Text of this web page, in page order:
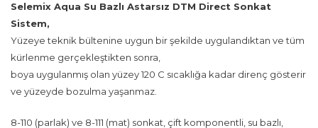
Selemix Aqua Su Bazlı Astarsız DTM Direct Sonkat
Sistem,
Yüzeye teknik bültenine uygun bir şekilde uygulandıktan ve tüm
kürlenme gerçekleştikten sonra,
boya uygulanmış olan yüzey 120 C sıcaklığa kadar direnç gösterir
ve yüzeyde bozulma yaşanmaz.
8-110 (parlak) ve 8-111 (mat) sonkat, çift komponentli, su bazlı,